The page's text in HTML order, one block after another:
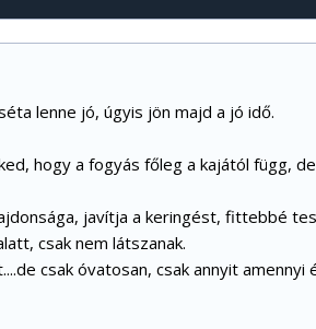
lenne jó, úgyis jön majd a jó idő.
hogy a fogyás főleg a kajától függ,
javítja a keringést, fittebbé
csak nem látszanak.
csak óvatosan, csak annyit amennyi